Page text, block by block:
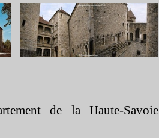
de la Haute-Savoie